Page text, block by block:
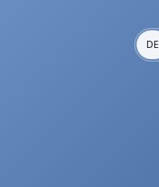
Touchpoints hinweg.
DE